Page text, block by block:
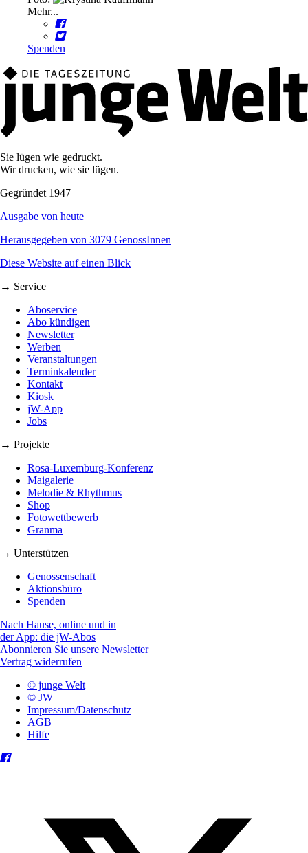
Mehr...
Spenden
Sie lügen wie gedruckt.
Wir drucken, wie sie lügen.
Gegründet 1947
Ausgabe von heute
Herausgegeben von 3079 GenossInnen
Diese Website auf einen Blick
→ Service
Aboservice
Abo kündigen
Newsletter
Werben
Veranstaltungen
Terminkalender
Kontakt
Kiosk
jW-App
Jobs
→ Projekte
Rosa-Luxemburg-Konferenz
Maigalerie
Melodie & Rhythmus
Shop
Fotowettbewerb
Granma
→ Unterstützen
Genossenschaft
Aktionsbüro
Spenden
Nach Hause, online und in
der App: die jW-Abos
Abonnieren Sie unsere Newsletter
Vertrag widerrufen
© junge Welt
© JW
Impressum/Datenschutz
AGB
Hilfe